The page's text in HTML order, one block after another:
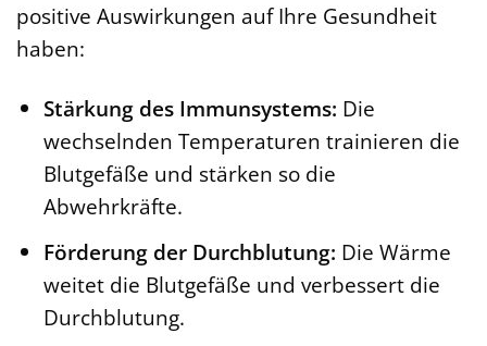
positive Auswirkungen auf Ihre Gesundheit
haben:
Stärkung des Immunsystems: Die
wechselnden Temperaturen trainieren die
Blutgefäße und stärken so die
Abwehrkräfte.
Förderung der Durchblutung: Die Wärme
weitet die Blutgefäße und verbessert die
Durchblutung.